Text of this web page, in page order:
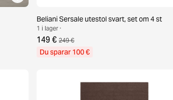
Beliani Sersale utestol svart, set om 4 st
1 i lager ·
149 € 249 €
Du sparar 100 €